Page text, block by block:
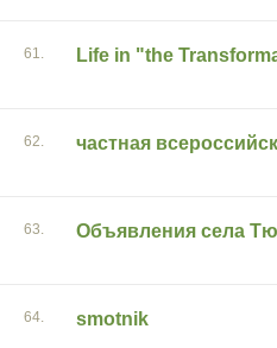
61. Life in "the
62. частная
63. Объявления села
64. smotnik